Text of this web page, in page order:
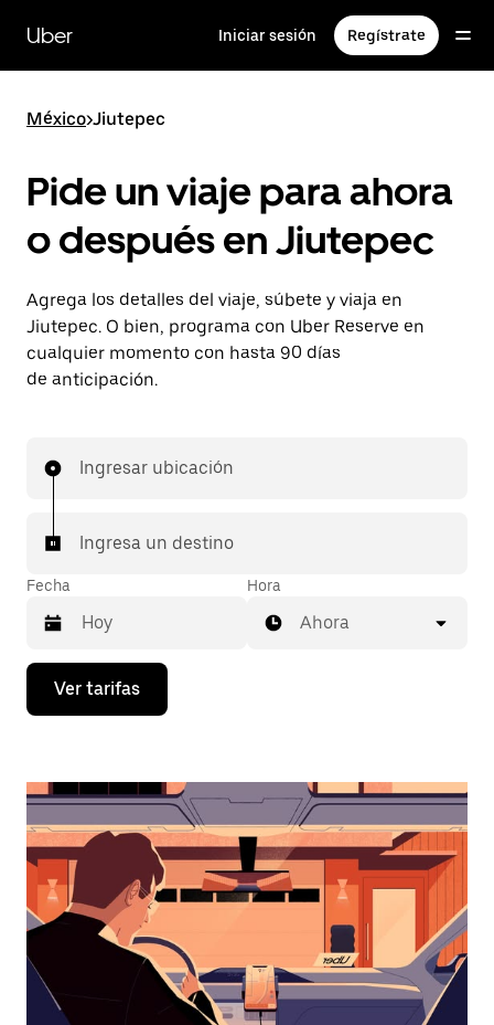
contenido
principal
Uber Iniciar sesión Regístrate
México>Jiutepec
Pide un viaje para ahora
o después en Jiutepec
Agrega los detalles del viaje, súbete y viaja en
Jiutepec. O bien, programa con Uber Reserve en
cualquier momento con hasta 90 días
de anticipación.
Ingresar ubicación
Ingresa un destino
Fecha
Presiona
flecha
interactuar
el
calendario
selecciona
una
fecha.
Presiona
la
tecla Esc
para
Hora
Ahora
Ver tarifas